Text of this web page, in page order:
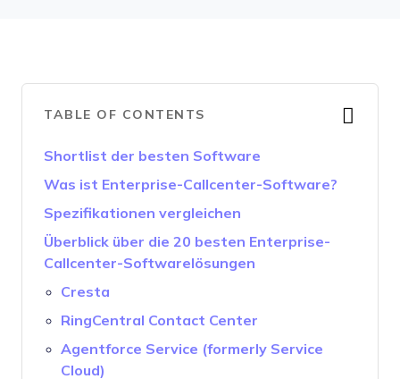
TABLE OF CONTENTS
Shortlist der besten Software
Was ist Enterprise-Callcenter-Software?
Spezifikationen vergleichen
Überblick über die 20 besten Enterprise-
Callcenter-Softwarelösungen
Cresta
RingCentral Contact Center
Agentforce Service (formerly Service
Cloud)